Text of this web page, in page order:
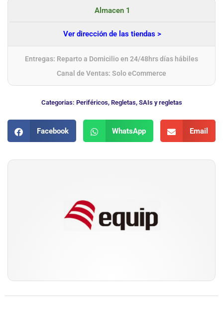
Almacen 1
Ver dirección de las tiendas >
Entregas: Reparto a Domicilio en 24/48hrs días hábiles
Canal de Ventas: Solo eCommerce
Categorias: Periféricos, Regletas, SAIs y regletas
Facebook WhatsApp Email